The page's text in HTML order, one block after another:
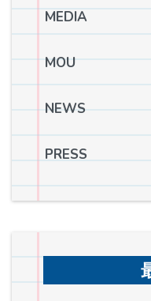
MEDIA
MOU
NEWS
PRESS